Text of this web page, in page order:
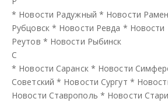
* Новости Радужный * Новости
Рубцовск * Новости Ревда * Новости
Реутов * Новости Рыбинск
С
* Новости Саранск * Новости
Советский * Новости Сургут *
Новости Ставрополь * Новости